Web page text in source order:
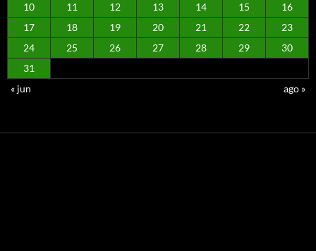
10
11 12 13 14 15
16
17
18 19 20 21 22
23
24
25 26 27 28 29
30
31
« jun
ago »